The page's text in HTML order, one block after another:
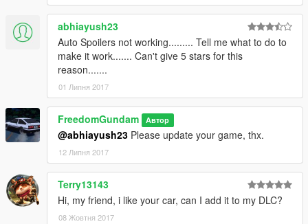
abhiayush23
Auto Spoilers not working......... Tell me what to do to
make it work....... Can't give 5 stars for this
reason.......
01 Липня 2017
FreedomGundam Автор
@abhiayush23 Please update your game, thx.
12 Липня 2017
Terry13143
Hi, my friend, i like your car, can I add it to my DLC?
08 Жовтня 2017